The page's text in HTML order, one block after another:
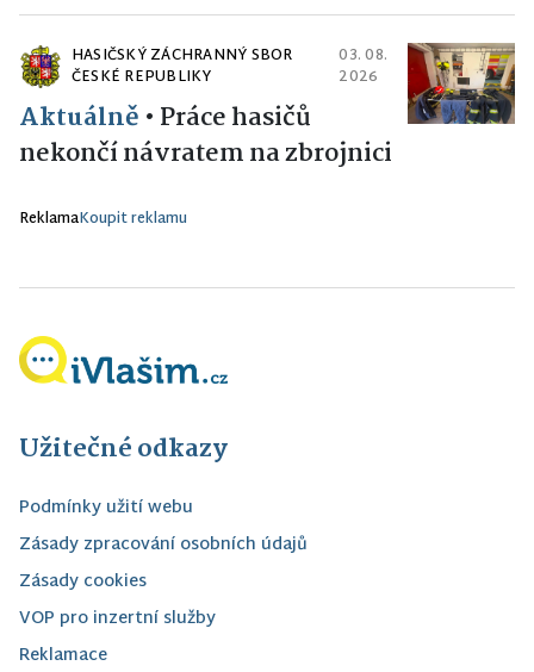
HASIČSKÝ ZÁCHRANNÝ SBOR
ČESKÉ REPUBLIKY
03. 08.
2026
Aktuálně • Práce hasičů
nekončí návratem na zbrojnici
ReklamaKoupit reklamu
Užitečné odkazy
Podmínky užití webu
Zásady zpracování osobních údajů
Zásady cookies
VOP pro inzertní služby
Reklamace